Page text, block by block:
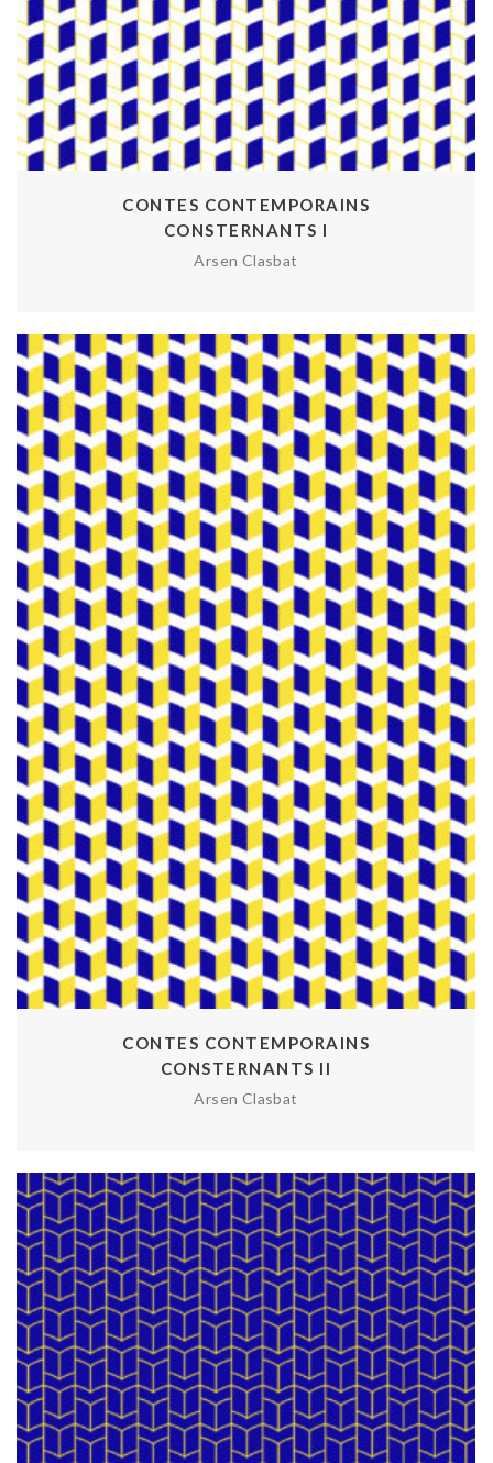
CONTES CONTEMPORAINS
CONSTERNANTS I
Arsen Clasbat
CONTES CONTEMPORAINS
CONSTERNANTS II
Arsen Clasbat